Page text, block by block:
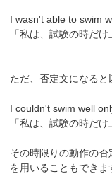
I wasn't able to swim
「私は、試験の時だ
ただ、否定文になると
I couldn't swim well
「私は、試験の時だ
その時限りの動作の
を用いることもできま